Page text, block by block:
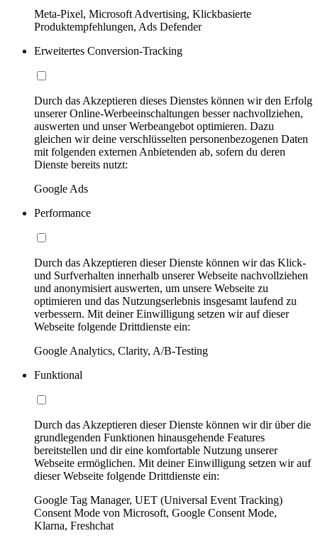
Meta-Pixel, Microsoft Advertising, Klickbasierte
Produktempfehlungen, Ads Defender
Erweitertes Conversion-Tracking
Durch das Akzeptieren dieses Dienstes können wir den Erfolg
unserer Online-Werbeeinschaltungen besser nachvollziehen,
auswerten und unser Werbeangebot optimieren. Dazu
gleichen wir deine verschlüsselten personenbezogenen Daten
mit folgenden externen Anbietenden ab, sofern du deren
Dienste bereits nutzt:
Google Ads
Performance
Durch das Akzeptieren dieser Dienste können wir das Klick-
und Surfverhalten innerhalb unserer Webseite nachvollziehen
und anonymisiert auswerten, um unsere Webseite zu
optimieren und das Nutzungserlebnis insgesamt laufend zu
verbessern. Mit deiner Einwilligung setzen wir auf dieser
Webseite folgende Drittdienste ein:
Google Analytics, Clarity, A/B-Testing
Funktional
Durch das Akzeptieren dieser Dienste können wir dir über die
grundlegenden Funktionen hinausgehende Features
bereitstellen und dir eine komfortable Nutzung unserer
Webseite ermöglichen. Mit deiner Einwilligung setzen wir auf
dieser Webseite folgende Drittdienste ein:
Google Tag Manager, UET (Universal Event Tracking)
Consent Mode von Microsoft, Google Consent Mode,
Klarna, Freshchat